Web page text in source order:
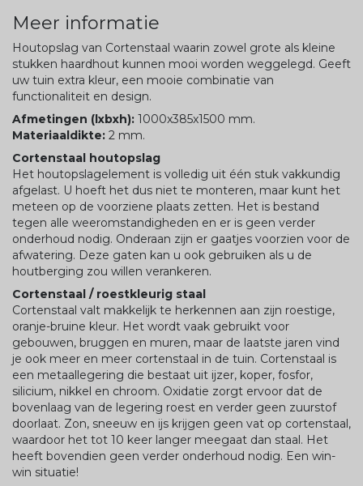
Meer informatie
Houtopslag van Cortenstaal waarin zowel grote als kleine
stukken haardhout kunnen mooi worden weggelegd. Geeft
uw tuin extra kleur, een mooie combinatie van
functionaliteit en design.
Afmetingen (lxbxh): 1000x385x1500 mm.
Materiaaldikte: 2 mm.
Cortenstaal houtopslag
Het houtopslagelement is volledig uit één stuk vakkundig
afgelast. U hoeft het dus niet te monteren, maar kunt het
meteen op de voorziene plaats zetten. Het is bestand
tegen alle weeromstandigheden en er is geen verder
onderhoud nodig. Onderaan zijn er gaatjes voorzien voor de
afwatering. Deze gaten kan u ook gebruiken als u de
houtberging zou willen verankeren.
Cortenstaal / roestkleurig staal
Cortenstaal valt makkelijk te herkennen aan zijn roestige,
oranje-bruine kleur. Het wordt vaak gebruikt voor
gebouwen, bruggen en muren, maar de laatste jaren vind
je ook meer en meer cortenstaal in de tuin. Cortenstaal is
een metaallegering die bestaat uit ijzer, koper, fosfor,
silicium, nikkel en chroom. Oxidatie zorgt ervoor dat de
bovenlaag van de legering roest en verder geen zuurstof
doorlaat. Zon, sneeuw en ijs krijgen geen vat op cortenstaal,
waardoor het tot 10 keer langer meegaat dan staal. Het
heeft bovendien geen verder onderhoud nodig. Een win-
win situatie!